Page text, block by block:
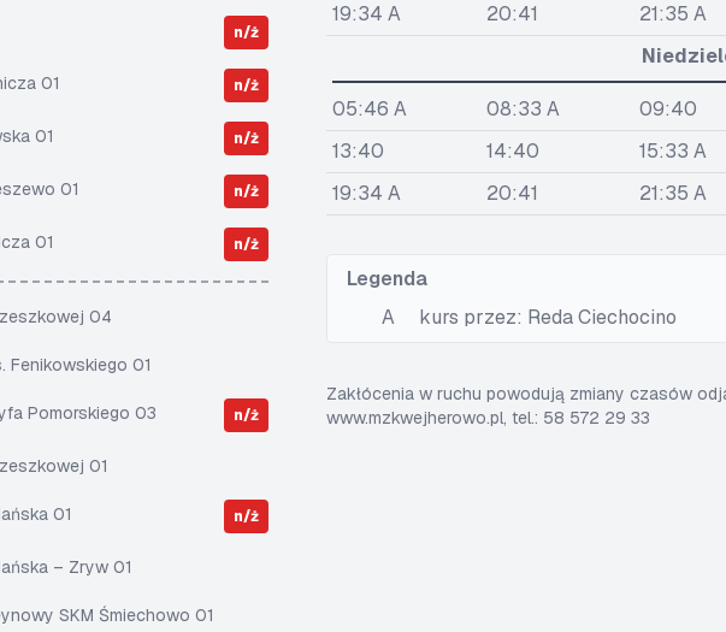
n/ż
01 n/ż
01 n/ż
01 n/ż
01 n/ż
04
Fenikowskiego 01
Pomorskiego 03 n/ż
01
01 n/ż
– Zryw 01
SKM Śmiechowo 01
19:34 A
20:41
21:35 A
05:46 A 08:33 A 09:40
13:40
14:40 15:33 A
19:34 A
20:41 21:35 A
Legenda
A
kurs przez: Reda Ciechocino
Zakłócenia w ruchu powodują zmiany czasów
www.mzkwejherowo.pl, tel.: 58 572 29 33